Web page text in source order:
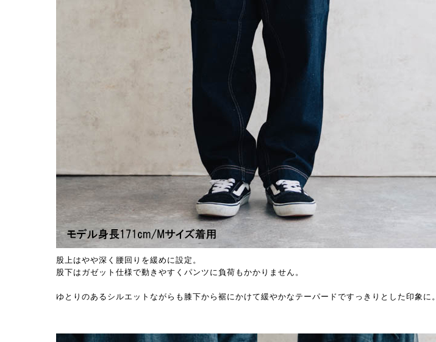
股上はやや深く腰回りを緩めに設定。
股下はガゼット仕様で動きやすくパンツに負荷もかかりません。
ゆとりのあるシルエットながらも膝下から裾にかけて緩やかなテーパードですっきりとした印象に。